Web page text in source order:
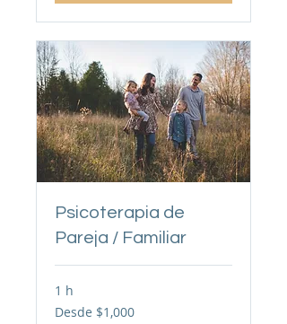
Psicoterapia de
Pareja / Familiar
1 h
Desde
1,000
Desde $1,000